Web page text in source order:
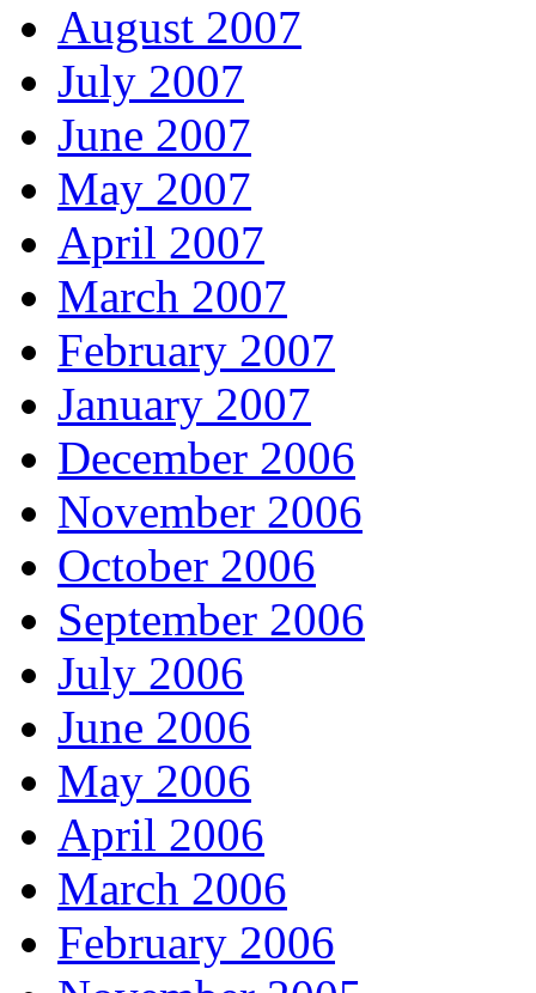
August 2007
July 2007
June 2007
May 2007
April 2007
March 2007
February 2007
January 2007
December 2006
November 2006
October 2006
September 2006
July 2006
June 2006
May 2006
April 2006
March 2006
February 2006